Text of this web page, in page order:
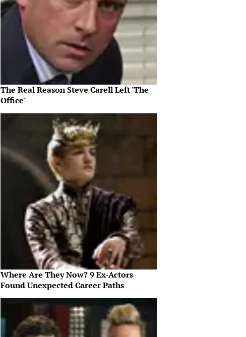
The Real Reason Steve Carell Left 'The
Office'
Where Are They Now? 9 Ex-Actors
Found Unexpected Career Paths